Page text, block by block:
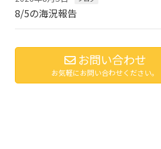
8/5の海況報告
お問い合わせ
お気軽にお問い合わせください。